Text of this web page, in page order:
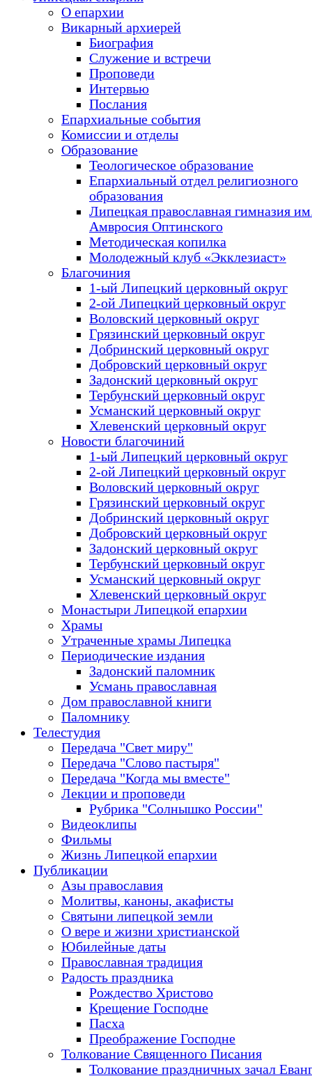
О епархии
Викарный архиерей
Биография
Служение и встречи
Проповеди
Интервью
Послания
Епархиальные события
Комиссии и отделы
Образование
Теологическое образование
Епархиальный отдел религиозного
образования
Липецкая православная гимназия
Амвросия Оптинского
Методическая копилка
Молодежный клуб «Экклезиаст»
Благочиния
1-ый Липецкий церковный округ
2-ой Липецкий церковный округ
Воловский церковный округ
Грязинский церковный округ
Добринский церковный округ
Добровский церковный округ
Задонский церковный округ
Тербунский церковный округ
Усманский церковный округ
Хлевенский церковный округ
Новости благочиний
1-ый Липецкий церковный округ
2-ой Липецкий церковный округ
Воловский церковный округ
Грязинский церковный округ
Добринский церковный округ
Добровский церковный округ
Задонский церковный округ
Тербунский церковный округ
Усманский церковный округ
Хлевенский церковный округ
Монастыри Липецкой епархии
Храмы
Утраченные храмы Липецка
Периодические издания
Задонский паломник
Усмань православная
Дом православной книги
Паломнику
Телестудия
Передача "Свет миру"
Передача "Слово пастыря"
Передача "Когда мы вместе"
Лекции и проповеди
Рубрика "Солнышко России"
Видеоклипы
Фильмы
Жизнь Липецкой епархии
Публикации
Азы православия
Молитвы, каноны, акафисты
Святыни липецкой земли
О вере и жизни христианской
Юбилейные даты
Православная традиция
Радость праздника
Рождество Христово
Крещение Господне
Пасха
Преображение Господне
Толкование Священного Писания
Толкование праздничных зачал